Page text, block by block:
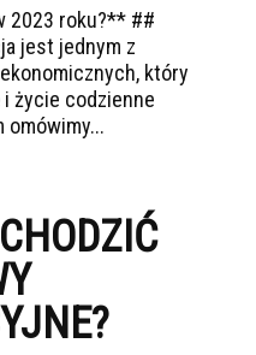
2023 roku?** ##
jest jednym z
który
i życie codzienne
omówimy...